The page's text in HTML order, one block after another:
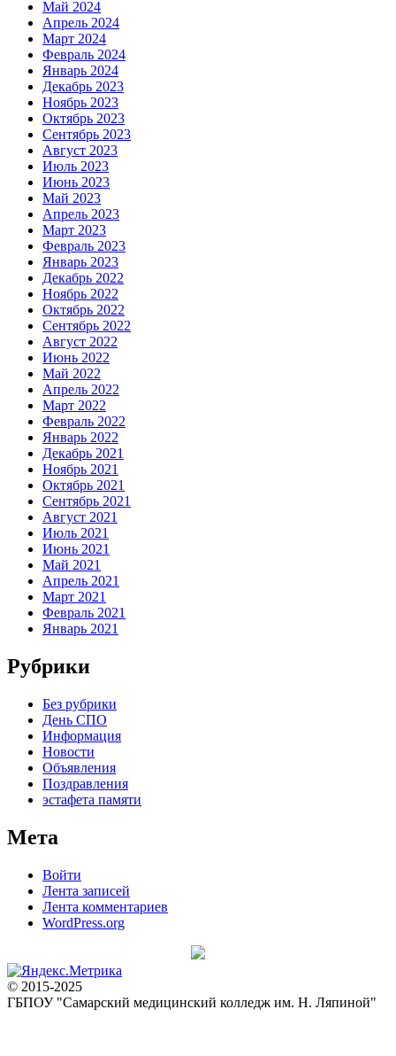
Май 2024
Апрель 2024
Март 2024
Февраль 2024
Январь 2024
Декабрь 2023
Ноябрь 2023
Октябрь 2023
Сентябрь 2023
Август 2023
Июль 2023
Июнь 2023
Май 2023
Апрель 2023
Март 2023
Февраль 2023
Январь 2023
Декабрь 2022
Ноябрь 2022
Октябрь 2022
Сентябрь 2022
Август 2022
Июнь 2022
Май 2022
Апрель 2022
Март 2022
Февраль 2022
Январь 2022
Декабрь 2021
Ноябрь 2021
Октябрь 2021
Сентябрь 2021
Август 2021
Июль 2021
Июнь 2021
Май 2021
Апрель 2021
Март 2021
Февраль 2021
Январь 2021
Рубрики
Без рубрики
День СПО
Информация
Новости
Объявления
Поздравления
эстафета памяти
Мета
Войти
Лента записей
Лента комментариев
WordPress.org
© 2015-2025
ГБПОУ "Самарский медицинский колледж им. Н. Ляпиной"